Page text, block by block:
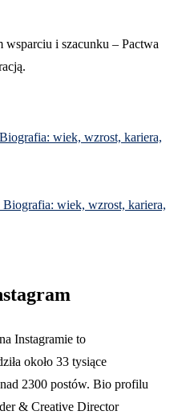
i szacunku – Pactwa
wiek, wzrost, kariera,
wiek, wzrost, kariera,
Instagramie to
około 33 tysiące
2300 postów. Bio profilu
& Creative Director